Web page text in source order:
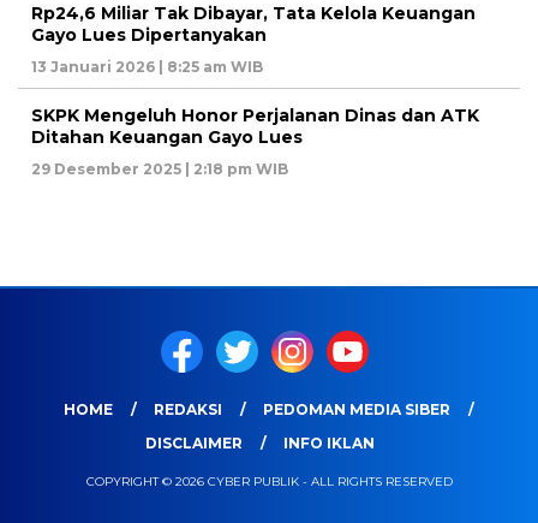
Rp24,6 Miliar Tak Dibayar, Tata Kelola Keuangan
Gayo Lues Dipertanyakan
13 Januari 2026 | 8:25 am WIB
SKPK Mengeluh Honor Perjalanan Dinas dan ATK
Ditahan Keuangan Gayo Lues
29 Desember 2025 | 2:18 pm WIB
HOME REDAKSI
PEDOMAN MEDIA SIBER
DISCLAIMER
INFO IKLAN
COPYRIGHT © 2026 CYBER PUBLIK - ALL RIGHTS RESERVED